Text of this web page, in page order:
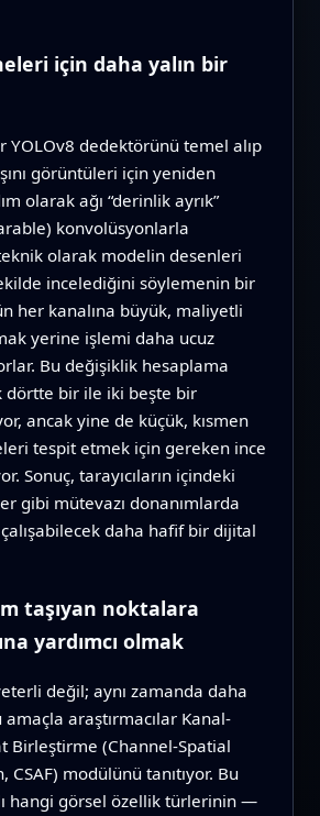
için daha yalın bir
YOLOv8 dedektörünü temel alıp
görüntüleri için yeniden
olarak ağı “derinlik ayrık”
konvolüsyonlarla
olarak modelin desenleri
incelediğini söylemenin bir
her kanalına büyük, maliyetli
yerine işlemi daha ucuz
Bu değişiklik hesaplama
dörtte bir ile iki beşte bir
ancak yine de küçük, kısmen
tespit etmek için gereken ince
Sonuç, tarayıcıların içindeki
gibi mütevazı donanımlarda
daha hafif bir dijital
taşıyan noktalara
yardımcı olmak
değil; aynı zamanda daha
amaçla araştırmacılar Kanal-
Birleştirme (Channel-Spatial
CSAF) modülünü tanıtıyor. Bu
hangi görsel özellik türlerinin —